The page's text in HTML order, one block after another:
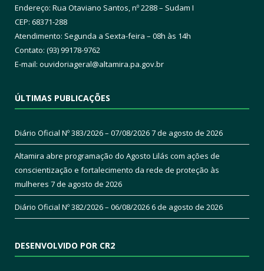
Endereço: Rua Otaviano Santos, nº 2288 – Sudam I
CEP: 68371-288
Atendimento: Segunda a Sexta-feira – 08h às 14h
Contato: (93) 99178-9762
E-mail: ouvidoriageral@altamira.pa.gov.br
ÚLTIMAS PUBLICAÇÕES
Diário Oficial Nº 383/2026 – 07/08/20267 de agosto de 2026
Altamira abre programação do Agosto Lilás com ações de
conscientização e fortalecimento da rede de proteção às
mulheres 7 de agosto de 2026
Diário Oficial Nº 382/2026 – 06/08/20266 de agosto de 2026
DESENVOLVIDO POR CR2